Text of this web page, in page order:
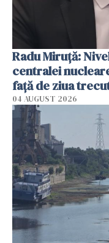
Radu Miruţă:
centralei
faţă de ziua
04 AUGUST 2026